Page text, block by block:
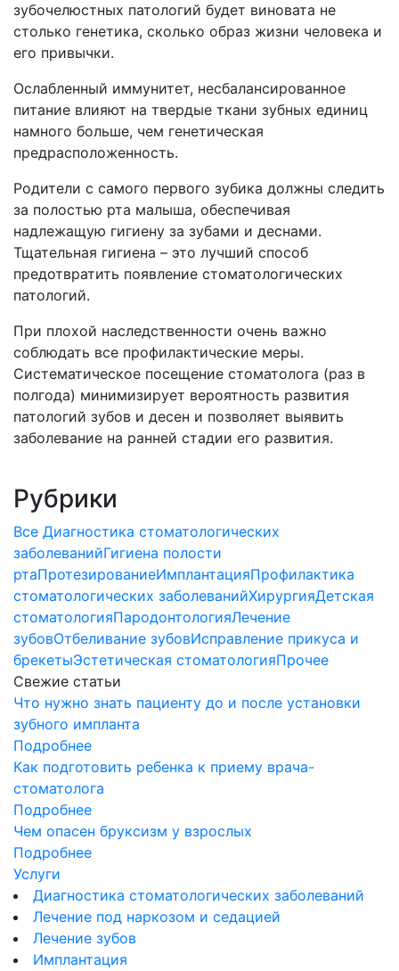
зубочелюстных патологий будет виновата не
столько генетика, сколько образ жизни человека и
его привычки.
Ослабленный иммунитет, несбалансированное
питание влияют на твердые ткани зубных единиц
намного больше, чем генетическая
предрасположенность.
Родители с самого первого зубика должны следить
за полостью рта малыша, обеспечивая
надлежащую гигиену за зубами и деснами.
Тщательная гигиена – это лучший способ
предотвратить появление стоматологических
патологий.
При плохой наследственности очень важно
соблюдать все профилактические меры.
Систематическое посещение стоматолога (раз в
полгода) минимизирует вероятность развития
патологий зубов и десен и позволяет выявить
заболевание на ранней стадии его развития.
Рубрики
Все Диагностика стоматологических
заболеванийГигиена полости
ртаПротезированиеИмплантацияПрофилактика
стоматологических заболеванийХирургияДетская
стоматологияПародонтологияЛечение
зубовОтбеливание зубовИсправление прикуса и
брекетыЭстетическая стоматологияПрочее
Свежие статьи
Что нужно знать пациенту до и после установки
зубного импланта
Подробнее
Как подготовить ребенка к приему врача-
стоматолога
Подробнее
Чем опасен бруксизм у взрослых
Подробнее
Услуги
Диагностика стоматологических заболеваний
Лечение под наркозом и седацией
Лечение зубов
Имплантация